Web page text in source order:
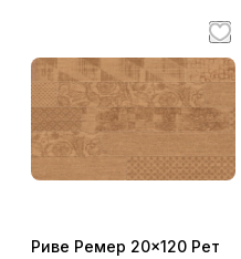
Риве Ремер 20x120 Рет